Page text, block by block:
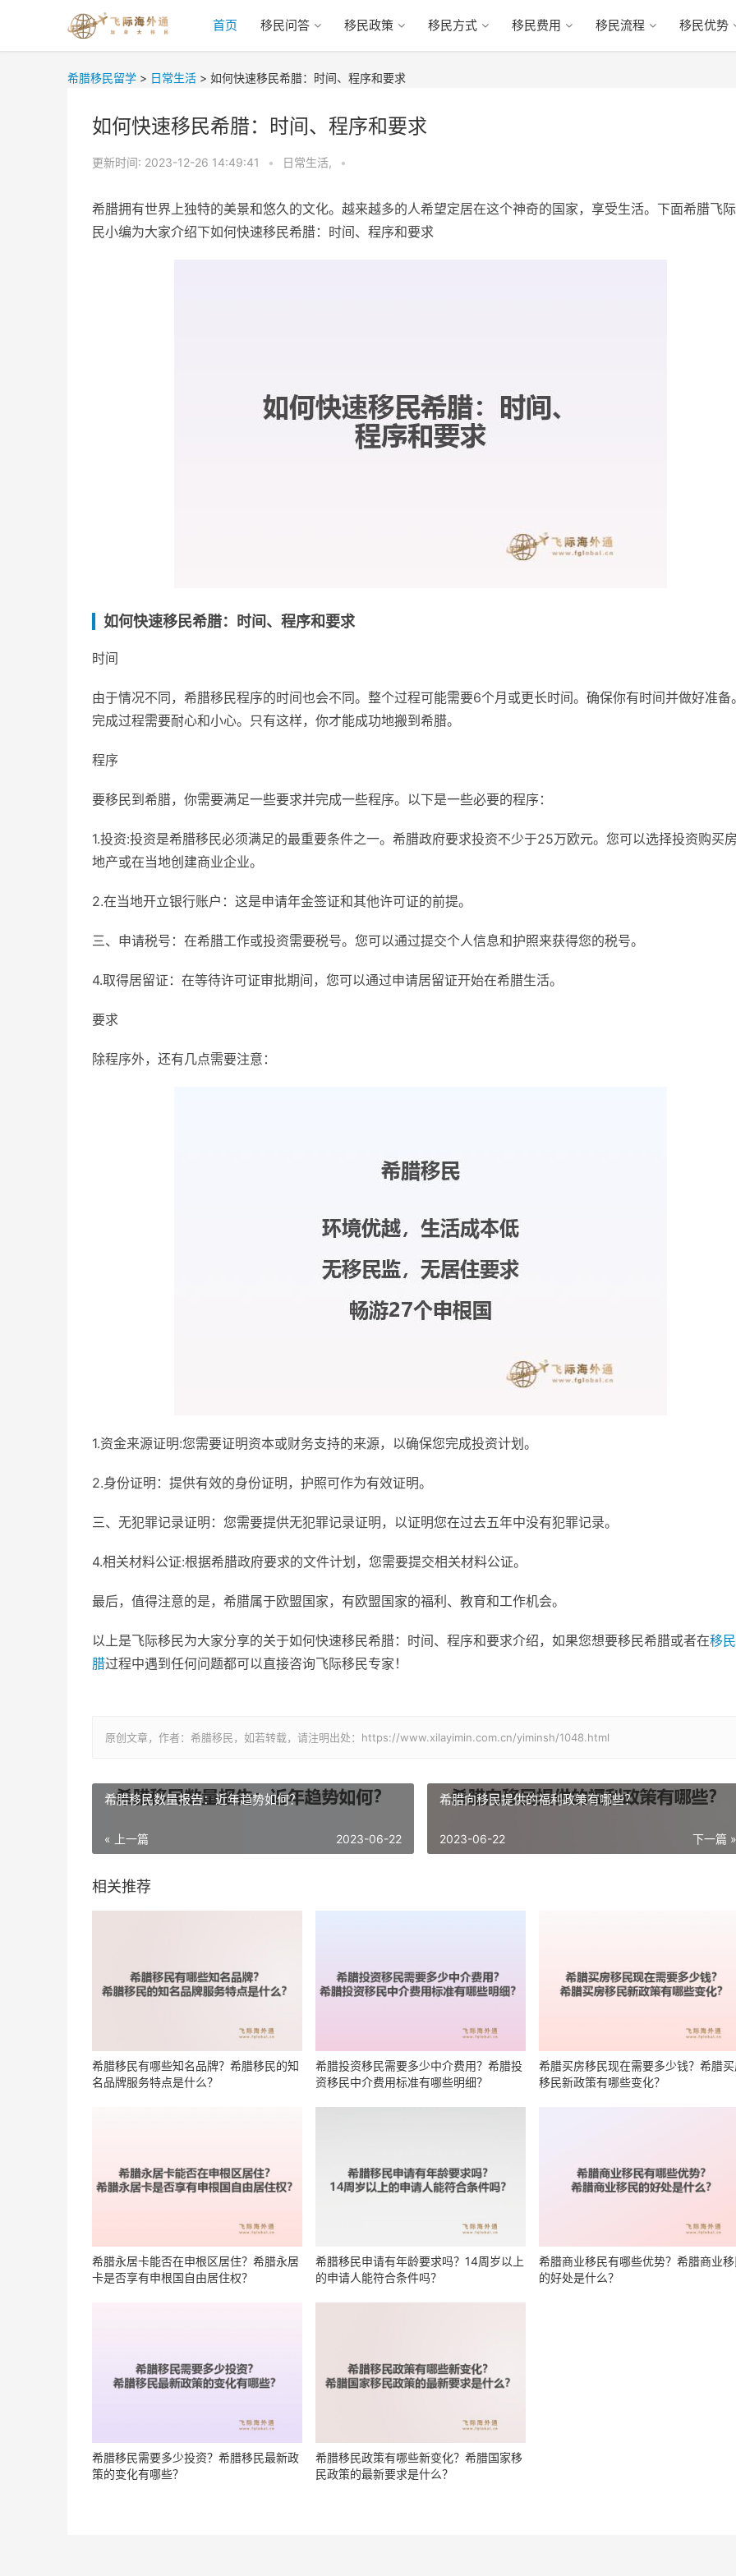
首页 移民问答 移民政策 移民方式 移民费用 移民流程 移民优势
希腊移民留学 > 日常生活 > 如何快速移民希腊：时间、程序和要求
如何快速移民希腊：时间、程序和要求
更新时间: 2023-12-26 14:49:41 • 日常生活, •
希腊拥有世界上独特的美景和悠久的文化。越来越多的人希望定居在这个神奇的国家，享受生活。下面希腊飞
民小编为大家介绍下如何快速移民希腊：时间、程序和要求
如何快速移民希腊：时间、程序和要求
时间
由于情况不同，希腊移民程序的时间也会不同。整个过程可能需要6个月或更长时间。确保你有时间并做好准备
完成过程需要耐心和小心。只有这样，你才能成功地搬到希腊。
程序
要移民到希腊，你需要满足一些要求并完成一些程序。以下是一些必要的程序：
1.投资:投资是希腊移民必须满足的最重要条件之一。希腊政府要求投资不少于25万欧元。您可以选择投资购买
地产或在当地创建商业企业。
2.在当地开立银行账户：这是申请年金签证和其他许可证的前提。
三、申请税号：在希腊工作或投资需要税号。您可以通过提交个人信息和护照来获得您的税号。
4.取得居留证：在等待许可证审批期间，您可以通过申请居留证开始在希腊生活。
要求
除程序外，还有几点需要注意：
1.资金来源证明:您需要证明资本或财务支持的来源，以确保您完成投资计划。
2.身份证明：提供有效的身份证明，护照可作为有效证明。
三、无犯罪记录证明：您需要提供无犯罪记录证明，以证明您在过去五年中没有犯罪记录。
4.相关材料公证:根据希腊政府要求的文件计划，您需要提交相关材料公证。
最后，值得注意的是，希腊属于欧盟国家，有欧盟国家的福利、教育和工作机会。
以上是飞际移民为大家分享的关于如何快速移民希腊：时间、程序和要求介绍，如果您想要移民希腊或者在移
腊过程中遇到任何问题都可以直接咨询飞际移民专家！
原创文章，作者：希腊移民，如若转载，请注明出处：https://www.xilayimin.com.cn/yiminsh/1048.html
希腊移民数量报告：近年趋势如何？
« 上一篇 2023-06-22
希腊向移民提供的福利政策有哪些？
下一篇 »
2023-06-22
相关推荐
希腊移民有哪些知名品牌？希腊移民的知
名品牌服务特点是什么？
希腊投资移民需要多少中介费用？希腊投
资移民中介费用标准有哪些明细？
希腊买房移民现在需要多少钱？希腊
移民新政策有哪些变化？
希腊永居卡能否在申根区居住？希腊永居
卡是否享有申根国自由居住权？
希腊移民申请有年龄要求吗？14周岁以上
的申请人能符合条件吗？
希腊商业移民有哪些优势？希腊商业
的好处是什么？
希腊移民需要多少投资？希腊移民最新政
策的变化有哪些？
希腊移民政策有哪些新变化？希腊国家移
民政策的最新要求是什么？